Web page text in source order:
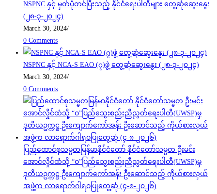
NSPNC နှင့် မှတ်ပုံတင်ပြီးသည့် နိုင်ငံရေးပါတီများ တွေ့ဆုံဆွေးနွေး
(၂၈-၃-၂၀၂၄)
March 30, 2024/
0 Comments
NSPNC နှင့် NCA-S EAO (၇)ဖွဲ့ တွေ့ဆုံဆွေးနွေး (၂၈-၃-၂၀၂၄)
March 30, 2024/
0 Comments
ပြည်ထောင်စုသမ္မတမြန်မာနိုင်ငံတော် နိုင်ငံတော်သမ္မတ ဦးမင်း
အောင်လှိုင်ထံသို့ “ဝ”ပြည်သွေးစည်းညီညွတ်ရေးပါတီ(UWSP)မှ
ဒုတိယဥက္ကဋ္ဌ ဦးကျောက်ကော်အန်း ဦးဆောင်သည့် ကိုယ်စားလှယ်
အဖွဲ့က လာရောက်ဂါရဝပြုတွေ့ဆုံ (၄-၈-၂၀၂၆)